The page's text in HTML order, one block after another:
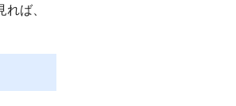
ば、